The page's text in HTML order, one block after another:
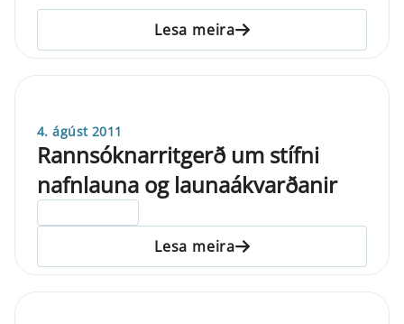
Lesa meira
4. ágúst 2011
Rannsóknarritgerð um stífni
nafnlauna og launaákvarðanir
Lesa meira